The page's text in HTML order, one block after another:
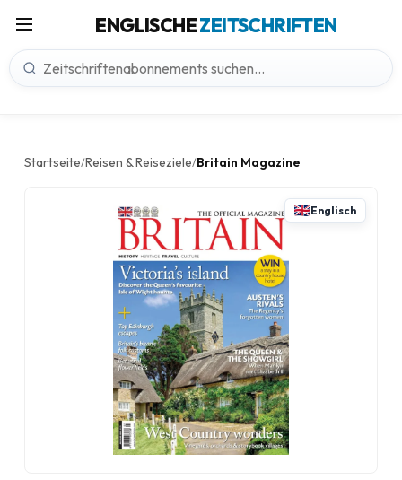
ENGLISCHEZEITSCHRIFTEN
Startseite/Reisen & Reiseziele/Britain Magazine
Englisch